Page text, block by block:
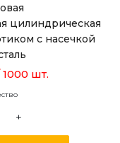
цилиндрическая
с насечкой
1000 шт.
+